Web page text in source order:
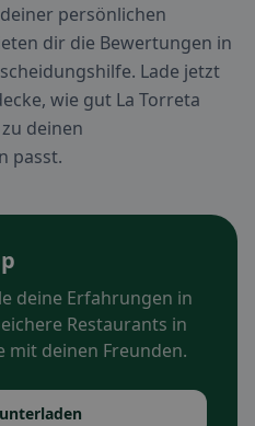
persönlichen
dir die Bewertungen in
Lade jetzt
wie gut La Torreta
deinen
passt.
deine Erfahrungen in
Restaurants in
mit deinen Freunden.